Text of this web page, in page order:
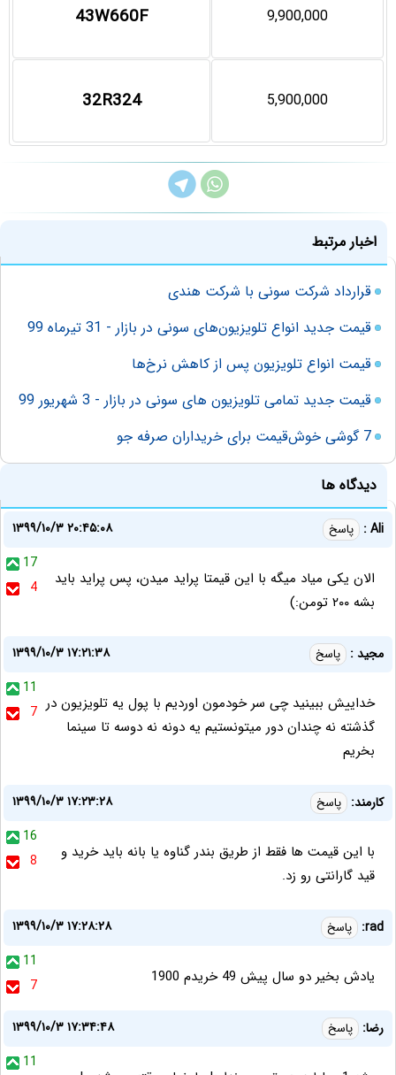
9,900,000
43W660F
5,900,000
32R324
اخبار مرتبط
قرارداد شرکت سونی با شرکت هندی
قیمت جدید انواع تلویزیون‌های سونی در بازار - 31 تیرماه 99
قیمت انواع تلویزیون پس از کاهش نرخ‌ها
قیمت جدید تمامی تلویزیون های سونی در بازار - 3 شهریور 99
7 گوشی خوش‌قیمت برای خریداران صرفه جو
دیدگاه ها
Ali : پاسخ
۱۳۹۹/۱۰/۳ ۲۰:۴۵:۰۸
17
4
الان يكى مياد ميگه با اين قيمتا پرايد ميدن، پس پرايد بايد
بشه ٢٠٠ تومن:)
مجید : پاسخ
۱۳۹۹/۱۰/۳ ۱۷:۲۱:۳۸
11
7 خداییش ببینید چی سر خودمون اوردیم با پول یه تلویزیون در
گذشته نه چندان دور میتونستیم یه دونه نه دوسه تا سینما
بخریم
کارمند: پاسخ
۱۳۹۹/۱۰/۳ ۱۷:۲۳:۲۸
16
8
با این قیمت ها فقط از طریق بندر گناوه یا بانه باید خرید و
قید گارانتی رو زد.
rad: پاسخ
۱۳۹۹/۱۰/۳ ۱۷:۲۸:۲۸
11
7
یادش بخیر دو سال پیش 49 خریدم 1900
رضا: پاسخ
۱۳۹۹/۱۰/۳ ۱۷:۳۴:۴۸
11